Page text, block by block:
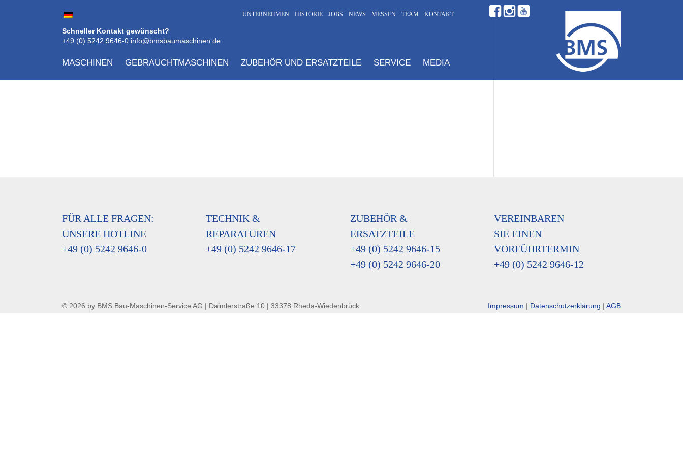
UNTERNEHMEN HISTORIE JOBS NEWS MESSEN TEAM KONTAKT
Schneller Kontakt gewünscht?
+49 (0) 5242 9646-0 info@bmsbaumaschinen.de
MASCHINEN GEBRAUCHTMASCHINEN ZUBEHÖR UND ERSATZTEILE SERVICE MEDIA
FÜR ALLE FRAGEN:
UNSERE HOTLINE
+49 (0) 5242 9646-0
TECHNIK &
REPARATUREN
+49 (0) 5242 9646-17
ZUBEHÖR &
ERSATZTEILE
+49 (0) 5242 9646-15
+49 (0) 5242 9646-20
VEREINBAREN
SIE EINEN
VORFÜHRTERMIN
+49 (0) 5242 9646-12
© 2026 by BMS Bau-Maschinen-Service AG | Daimlerstraße 10 | 33378 Rheda-Wiedenbrück Impressum | Datenschutzerklärung | AGB